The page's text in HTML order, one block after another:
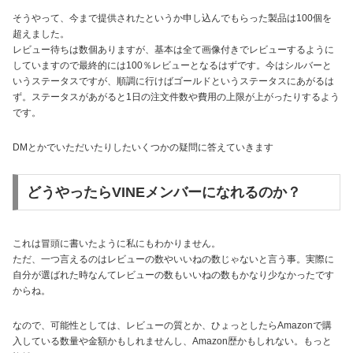
そうやって、今まで提供されたというか申し込んでもらった製品は100個を
超えました。
レビュー待ちは数個ありますが、基本は全て画像付きでレビューするように
していますので最終的には100％レビューとなるはずです。今はシルバーと
いうステータスですが、順調に行けばゴールドというステータスにあがるは
ず。ステータスがあがると1日の注文件数や費用の上限が上がったりするよう
です。
DMとかでいただいたりしたいくつかの疑問に答えていきます
どうやったらVINEメンバーになれるのか？
これは冒頭に書いたように私にもわかりません。
ただ、一つ言えるのはレビューの数やいいねの数じゃないと言う事。実際に
自分が選ばれた時なんてレビューの数もいいねの数もかなり少なかったです
からね。
なので、可能性としては、レビューの質とか、ひょっとしたらAmazonで購
入している数量や金額かもしれませんし、Amazon歴かもしれない。もっと